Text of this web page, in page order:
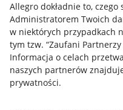
Allegro dokładnie to,
Administratorem Twoich
w niektórych przypadkach
tym tzw. “Zaufani Partnerzy
Informacja o celach
naszych partnerów
prywatności.
Przydatne informacje
Jak to działa